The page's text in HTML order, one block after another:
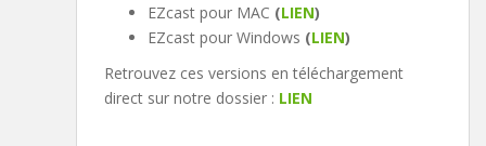
EZcast pour MAC (LIEN)
EZcast pour Windows (LIEN)
Retrouvez ces versions en téléchargement
direct sur notre dossier : LIEN